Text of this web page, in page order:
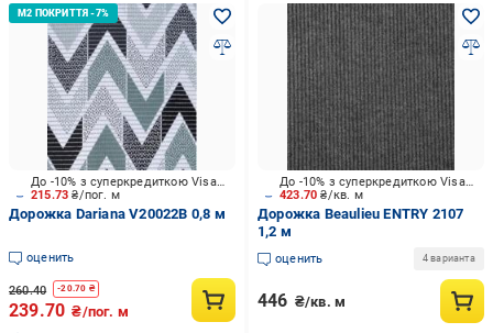
215.73₴/пог. м
До -10% з суперкредиткою Visa Вигода
Дорожка Dariana V20022B 0,8 м
оценить
260.40 -20.70 ₴
239.70 ₴/пог. м
423.70₴/кв. м
До -10% з суперкредиткою Visa Вигода
Дорожка Beaulieu ENTRY 2107
1,2 м
оценить 4 варианта
446 ₴/кв. м